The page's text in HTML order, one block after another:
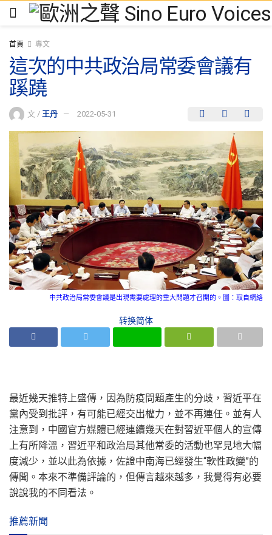
首頁 專文
這次的中共政治局常委會議有
蹊蹺
文 / 王丹 2022-05-31
中共政治局常委會議是出現需要處理的重大問題才召開的。圖：取自網絡
转换简体
最近幾天推特上盛傳，因為防疫問題產生的分歧，習近平在
黨內受到批評，有可能已經交出權力，並不再連任。並有人
注意到，中國官方媒體已經連續幾天在對習近平個人的宣傳
上有所降溫，習近平和政治局其他常委的活動也罕見地大幅
度減少，並以此為依據，佐證中南海已經發生“軟性政變”的
傳聞。本來不準備評論的，但傳言越來越多，我覺得有必要
說說我的不同看法。
推薦新聞